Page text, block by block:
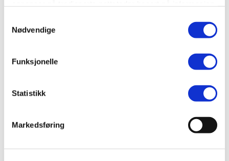
Nødvendige
Funksjonelle
Statistikk
Markedsføring
2 stjerner 0
1 stjerne 0
Vurdert av 5 kunder